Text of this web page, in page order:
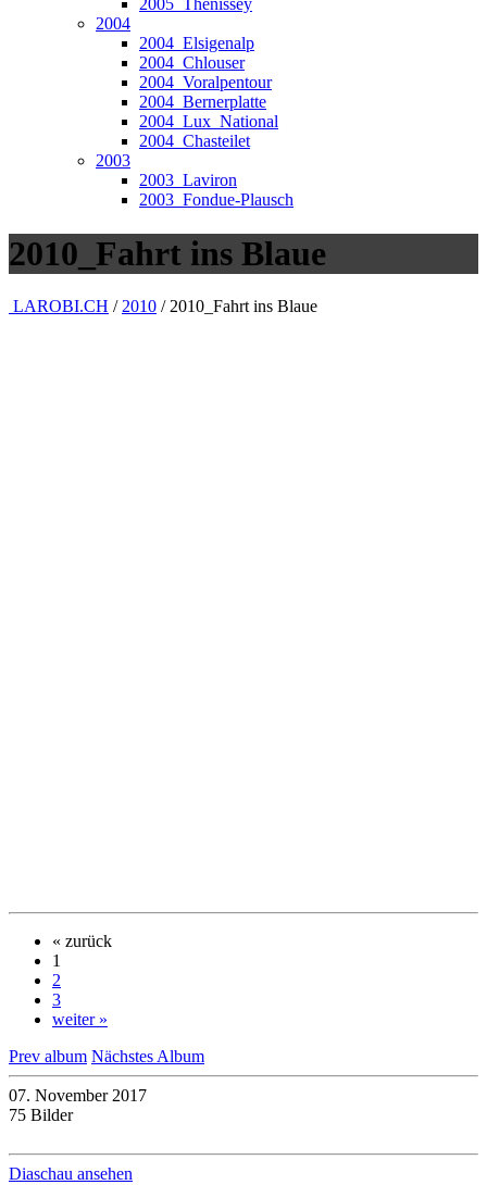
2005_Thenissey
2004
2004_Elsigenalp
2004_Chlouser
2004_Voralpentour
2004_Bernerplatte
2004_Lux_National
2004_Chasteilet
2003
2003_Laviron
2003_Fondue-Plausch
2010_Fahrt ins Blaue
LAROBI.CH / 2010 / 2010_Fahrt ins Blaue
« zurück
1
2
3
weiter »
Prev album Nächstes Album
07. November 2017
75 Bilder
Diaschau ansehen